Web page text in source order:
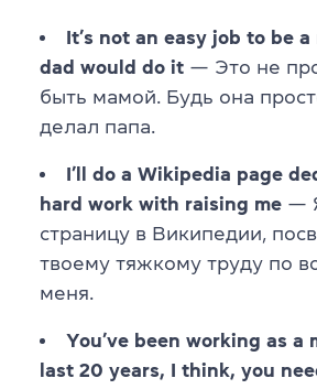
It’s not an easy job to be
dad would do it — Это не
быть мамой. Будь она
делал папа.
I’ll do a Wikipedia page
hard work with raising me —
страницу в Википедии,
твоему тяжкому труду по
меня.
You’ve been working as a
last 20 years, I think, you